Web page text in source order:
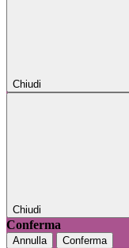
Chiudi
Chiudi
Conferma
Annulla Conferma